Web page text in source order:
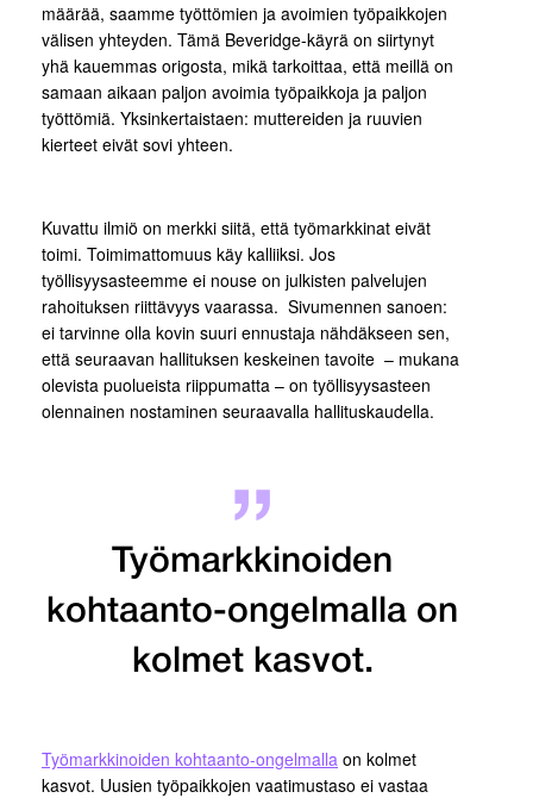
määrää, saamme työttömien ja avoimien työpaikkojen
välisen yhteyden. Tämä Beveridge-käyrä on siirtynyt
yhä kauemmas origosta, mikä tarkoittaa, että meillä on
samaan aikaan paljon avoimia työpaikkoja ja paljon
työttömiä. Yksinkertaistaen: muttereiden ja ruuvien
kierteet eivät sovi yhteen.
Kuvattu ilmiö on merkki siitä, että työmarkkinat eivät
toimi. Toimimattomuus käy kalliiksi. Jos
työllisyysasteemme ei nouse on julkisten palvelujen
rahoituksen riittävyys vaarassa. Sivumennen sanoen:
ei tarvinne olla kovin suuri ennustaja nähdäkseen sen,
että seuraavan hallituksen keskeinen tavoite – mukana
olevista puolueista riippumatta – on työllisyysasteen
olennainen nostaminen seuraavalla hallituskaudella.
Työmarkkinoiden
kohtaanto-ongelmalla on
kolmet kasvot.
Työmarkkinoiden kohtaanto-ongelmalla on kolmet
kasvot. Uusien työpaikkojen vaatimustaso ei vastaa